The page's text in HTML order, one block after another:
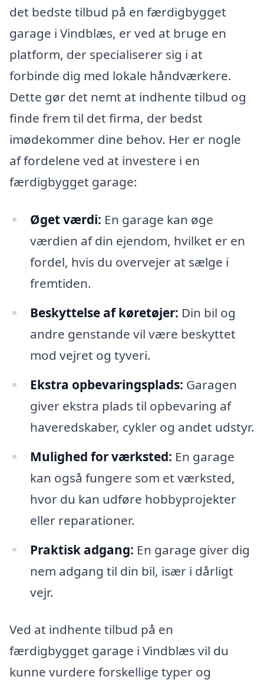
det bedste tilbud på en færdigbygget
garage i Vindblæs, er ved at bruge en
platform, der specialiserer sig i at
forbinde dig med lokale håndværkere.
Dette gør det nemt at indhente tilbud og
finde frem til det firma, der bedst
imødekommer dine behov. Her er nogle
af fordelene ved at investere i en
færdigbygget garage:
Øget værdi: En garage kan øge
værdien af din ejendom, hvilket er en
fordel, hvis du overvejer at sælge i
fremtiden.
Beskyttelse af køretøjer: Din bil og
andre genstande vil være beskyttet
mod vejret og tyveri.
Ekstra opbevaringsplads: Garagen
giver ekstra plads til opbevaring af
haveredskaber, cykler og andet udstyr.
Mulighed for værksted: En garage
kan også fungere som et værksted,
hvor du kan udføre hobbyprojekter
eller reparationer.
Praktisk adgang: En garage giver dig
nem adgang til din bil, især i dårligt
vejr.
Ved at indhente tilbud på en
færdigbygget garage i Vindblæs vil du
kunne vurdere forskellige typer og